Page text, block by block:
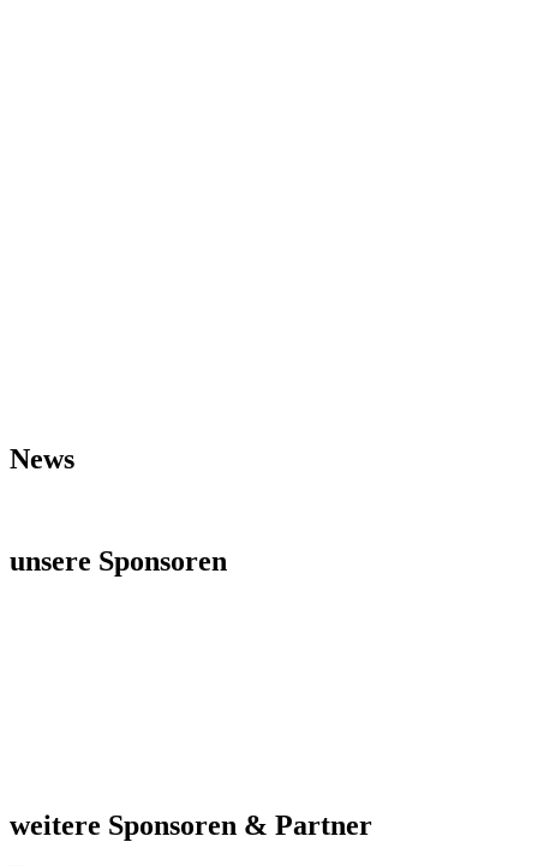
News
unsere Sponsoren
weitere Sponsoren & Partner